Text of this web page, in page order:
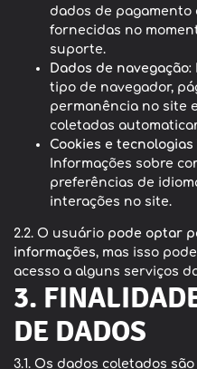
dados de pagamento
fornecidas no
suporte.
Dados de navegação:
tipo de navegador,
permanência no site
coletadas
Cookies e
Informações sobre
preferências de
interações no site.
2.2. O usuário pode optar
informações, mas isso
acesso a alguns serviços
3.
DE DADOS
3.1. Os dados coletados